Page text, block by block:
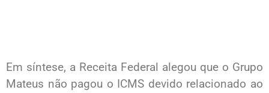
Em síntese, a Receita Federal alegou que o Grupo
Mateus não pagou o ICMS devido relacionado ao